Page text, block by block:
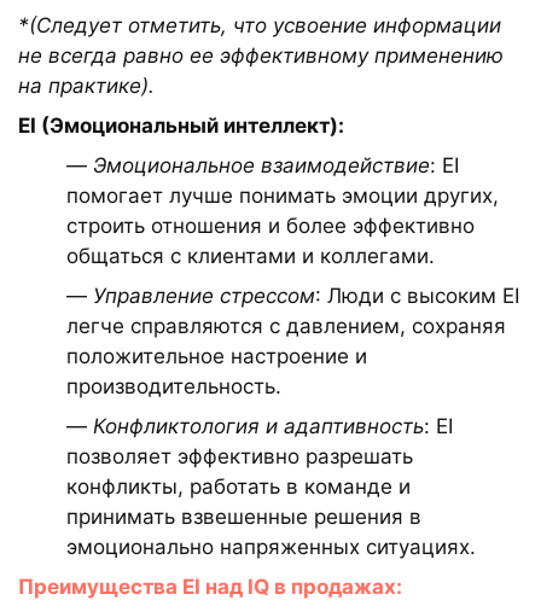
*(Следует отметить, что усвоение информации
не всегда равно ее эффективному применению
на практике).
EI (Эмоциональный интеллект):
— Эмоциональное взаимодействие: EI
помогает лучше понимать эмоции других,
строить отношения и более эффективно
общаться с клиентами и коллегами.
— Управление стрессом: Люди с высоким EI
легче справляются с давлением, сохраняя
положительное настроение и
производительность.
— Конфликтология и адаптивность: EI
позволяет эффективно разрешать
конфликты, работать в команде и
принимать взвешенные решения в
эмоционально напряженных ситуациях.
Преимущества EI над IQ в продажах: